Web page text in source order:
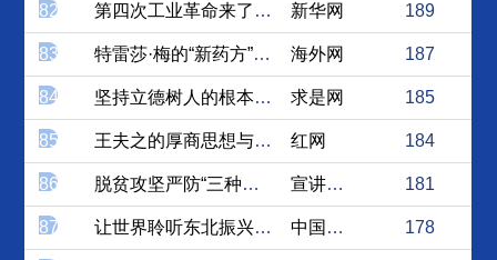
82 第四次工业革命来了，人才面... 新华网 189
83 特雷莎·梅的“新药方”与英... 海外网 187
84 坚持立德树人的根本任务 求是网 185
85 王夫之的厚商思想与农产品的... 红网 184
86 脱贫攻坚严防“三种效应” 宣讲家网 181
87 让世界聆听东北振兴铿锵有力... 中国经济网 178